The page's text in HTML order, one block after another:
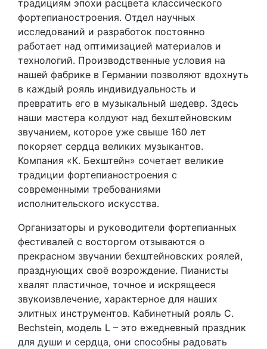
традициям эпохи расцвета классического
фортепианостроения. Отдел научных
исследований и разработок постоянно
работает над оптимизацией материалов и
технологий. Производственные условия на
нашей фабрике в Германии позволяют вдохнуть
в каждый рояль индивидуальность и
превратить его в музыкальный шедевр. Здесь
наши мастера колдуют над бехштейновским
звучанием, которое уже свыше 160 лет
покоряет сердца великих музыкантов.
Компания «К. Бехштейн» сочетает великие
традиции фортепианостроения с
современными требованиями
исполнительского искусства.
Организаторы и руководители фортепианных
фестивалей с восторгом отзываются о
прекрасном звучании бехштейновских роялей,
празднующих своё возрождение. Пианисты
хвалят пластичное, точное и искрящееся
звукоизвлечение, характерное для наших
элитных инструментов. Кабинетный рояль C.
Bechstein, модель L – это ежедневный праздник
для души и сердца, они способны радовать